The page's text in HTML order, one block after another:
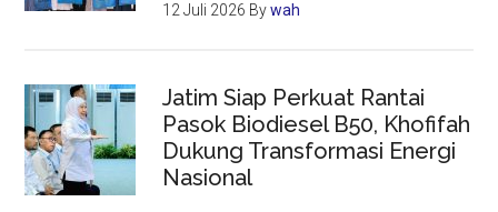
12 Juli 2026 Bywah
Jatim Siap Perkuat Rantai
Pasok Biodiesel B50, Khofifah
Dukung Transformasi Energi
Nasional